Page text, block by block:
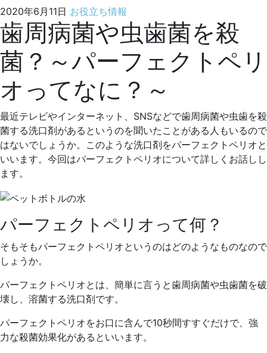
2020年6月11日 お役立ち情報
年
2
月
25
日
十
嵐
歯
科
ク
リ
ニ
ッ
ク
歯周病菌や虫歯菌を殺
菌？～パーフェクトペリ
オってなに？～
最近テレビやインターネット、SNSなどで歯周病菌や虫歯を殺
菌する洗口剤があるというのを聞いたことがある人もいるので
はないでしょうか。このような洗口剤をパーフェクトペリオと
いいます。今回はパーフェクトペリオについて詳しくお話しし
ます。
パーフェクトペリオって何？
そもそもパーフェクトペリオというのはどのようなものなので
しょうか。
パーフェクトペリオとは、簡単に言うと歯周病菌や虫歯菌を破
壊し、溶菌する洗口剤です。
パーフェクトペリオをお口に含んで10秒間すすぐだけで、強
力な殺菌効果化があるといいます。